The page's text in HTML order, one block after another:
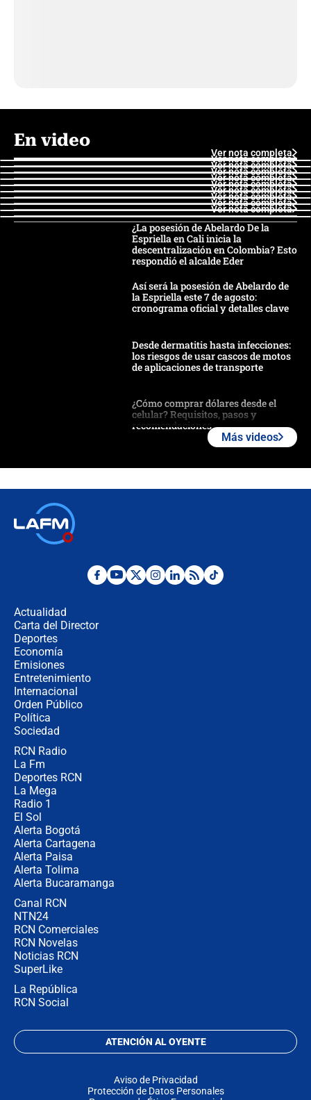
En video
Ver nota completa
Ver nota completa
Ver nota completa
Ver nota completa
Ver nota completa
Ver nota completa
Ver nota completa
Ver nota completa
Ver nota completa
Ver nota completa
¿La posesión de Abelardo De la
Espriella en Cali inicia la
descentralización en Colombia? Esto
respondió el alcalde Eder
Así será la posesión de Abelardo de
la Espriella este 7 de agosto:
cronograma oficial y detalles clave
Desde dermatitis hasta infecciones:
los riesgos de usar cascos de motos
de aplicaciones de transporte
¿Cómo comprar dólares desde el
celular? Requisitos, pasos y
recomendaciones
Álvaro Uribe asistirá a la posesión y
Más videos
Actualidad
Carta del Director
Deportes
Economía
Emisiones
Entretenimiento
Internacional
Orden Público
Política
Sociedad
RCN Radio
La Fm
Deportes RCN
La Mega
Radio 1
El Sol
Alerta Bogotá
Alerta Cartagena
Alerta Paisa
Alerta Tolima
Alerta Bucaramanga
Canal RCN
NTN24
RCN Comerciales
RCN Novelas
Noticias RCN
SuperLike
La República
RCN Social
ATENCIÓN AL OYENTE
Aviso de Privacidad
Protección de Datos Personales